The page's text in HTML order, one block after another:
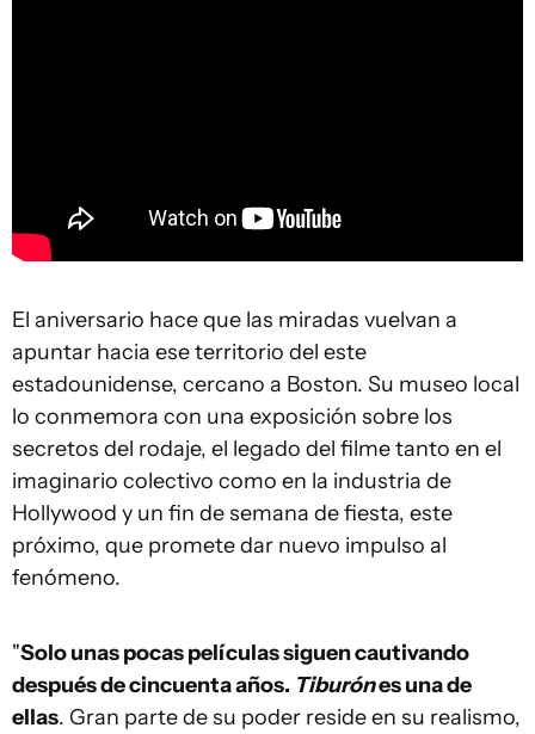
El aniversario hace que las miradas vuelvan a
apuntar hacia ese territorio del este
estadounidense, cercano a Boston. Su museo local
lo conmemora con una exposición sobre los
secretos del rodaje, el legado del filme tanto en el
imaginario colectivo como en la industria de
Hollywood y un fin de semana de fiesta, este
próximo, que promete dar nuevo impulso al
fenómeno.
"Solo unas pocas películas siguen cautivando
después de cincuenta años. Tiburónes una de
ellas. Gran parte de su poder reside en su realismo,